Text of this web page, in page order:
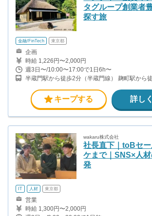
タグループ創業者
探す旅
金融/FinTech 東京都
企画
時給 1,226円〜2,000円
週3日〜/10:00〜17:00で1日6h〜
半蔵門駅から徒歩2分（半蔵門線） 麹町駅から
キープする 詳し
wakaru株式会社
社長直下｜toBセ
ケまで｜SNS×人
発
IT 人材 東京都
営業
時給 1,300円〜2,000円